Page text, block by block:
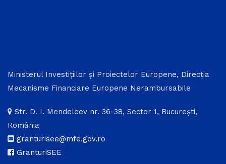
Ministerul Investițiilor și Proiectelor Europene, Direcția
Mecanisme Financiare Europene Nerambursabile
Str. D. I. Mendeleev nr. 36-38, Sector 1, București,
România
granturisee@mfe.gov.ro
GranturiSEE